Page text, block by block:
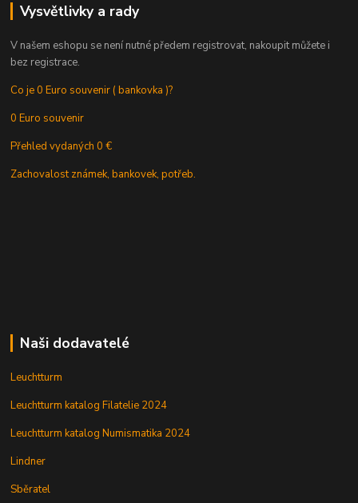
Vysvětlivky a rady
V našem eshopu se není nutné předem registrovat, nakoupit můžete i
bez registrace.
Co je 0 Euro souvenir ( bankovka )?
0 Euro souvenir
Přehled vydaných 0 €
Zachovalost známek, bankovek, potřeb.
Naši dodavatelé
Leuchtturm
Leuchtturm katalog Filatelie 2024
Leuchtturm katalog Numismatika 2024
Lindner
Sběratel